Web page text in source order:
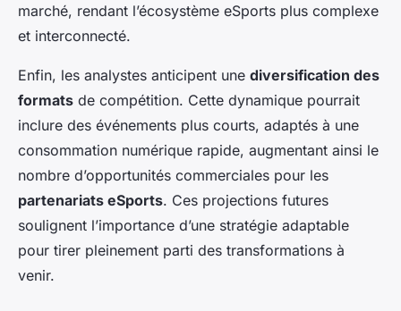
marché, rendant l’écosystème eSports plus complexe
et interconnecté.
Enfin, les analystes anticipent une diversification des
formats de compétition. Cette dynamique pourrait
inclure des événements plus courts, adaptés à une
consommation numérique rapide, augmentant ainsi le
nombre d’opportunités commerciales pour les
partenariats eSports. Ces projections futures
soulignent l’importance d’une stratégie adaptable
pour tirer pleinement parti des transformations à
venir.